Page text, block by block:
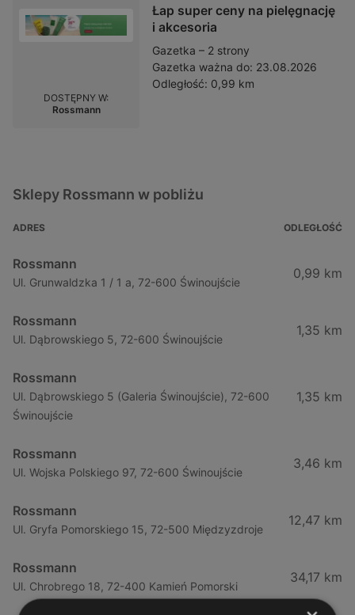
Łap super ceny na pielęgnację
i akcesoria
Gazetka – 2 strony
Gazetka ważna do: 23.08.2026
Odległość: 0,99 km
DOSTĘPNY W:
Rossmann
Sklepy Rossmann w pobliżu
ADRES ODLEGŁOŚĆ
Rossmann
Ul. Grunwaldzka 1 / 1 a, 72-600 Świnoujście
0,99 km
Rossmann
Ul. Dąbrowskiego 5, 72-600 Świnoujście
1,35 km
Rossmann
Ul. Dąbrowskiego 5 (Galeria Świnoujście), 72-600
Świnoujście
1,35 km
Rossmann
Ul. Wojska Polskiego 97, 72-600 Świnoujście
3,46 km
Rossmann
Ul. Gryfa Pomorskiego 15, 72-500 Międzyzdroje
12,47 km
Rossmann
Ul. Chrobrego 18, 72-400 Kamień Pomorski
34,17 km